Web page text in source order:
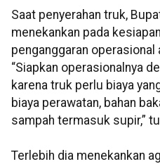
Saat penyerahan truk,
menekankan pada
penganggaran operasional
“Siapkan operasionalnya
karena truk perlu biaya
biaya perawatan, bahan
sampah termasuk supir,”
Terlebih dia menekankan